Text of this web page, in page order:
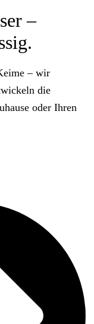
–
– wir
die
oder Ihren